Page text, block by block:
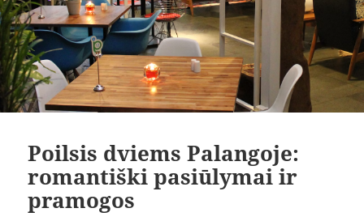
Poilsis dviems Palangoje:
romantiški pasiūlymai ir
pramogos